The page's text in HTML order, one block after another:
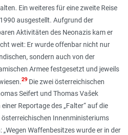
Ein weiteres für eine zweite Reise
ausgestellt. Aufgrund der
Aktivitäten des Neonazis kam er
weit: Er wurde offenbar nicht nur
sondern auch von der
Armee festgesetzt und jeweils
29Die zwei österreichischen
Seifert und Thomas Vašek
einer Reportage des „Falter“ auf die
österreichischen Innenministeriums
„Wegen Waffenbesitzes wurde er in der